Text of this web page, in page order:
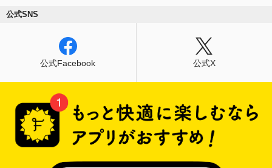
公式SNS
公式Facebook 公式X